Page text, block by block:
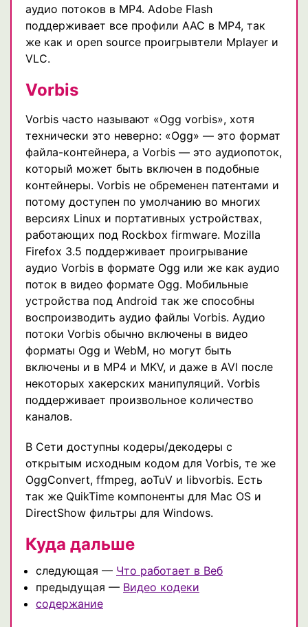
аудио потоков в MP4. Adobe Flash
поддерживает все профили AAC в MP4, так
же как и open source проигрывтели Mplayer и
VLC.
Vorbis
Vorbis часто называют «Ogg vorbis», хотя
технически это неверно: «Ogg» — это формат
файла-контейнера, а Vorbis — это аудиопоток,
который может быть включен в подобные
контейнеры. Vorbis не обременен патентами и
потому доступен по умолчанию во многих
версиях Linux и портативных устройствах,
работающих под Rockbox firmware. Mozilla
Firefox 3.5 поддерживает проигрывание
аудио Vorbis в формате Ogg или же как аудио
поток в видео формате Ogg. Мобильные
устройства под Android так же способны
воспроизводить аудио файлы Vorbis. Аудио
потоки Vorbis обычно включены в видео
форматы Ogg и WebM, но могут быть
включены и в MP4 и MKV, и даже в AVI после
некоторых хакерских манипуляций. Vorbis
поддерживает произвольное количество
каналов.
В Сети доступны кодеры/декодеры с
открытым исходным кодом для Vorbis, те же
OggConvert, ffmpeg, aoTuV и libvorbis. Есть
так же QuikTime компоненты для Mac OS и
DirectShow фильтры для Windows.
Куда дальше
следующая — Что работает в Веб
предыдущая — Видео кодеки
содержание